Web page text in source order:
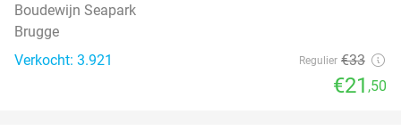
Boudewijn Seapark
Brugge
Verkocht: 3.921
Regulier €33
€21 ,50